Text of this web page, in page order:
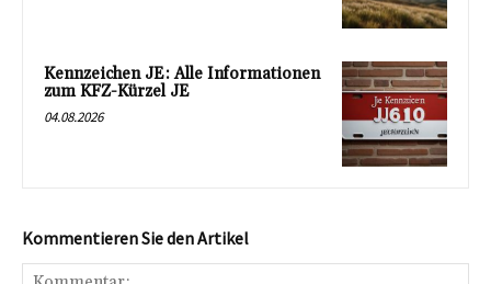
Kennzeichen JE: Alle Informationen
zum KFZ-Kürzel JE
04.08.2026
Kommentieren Sie den Artikel